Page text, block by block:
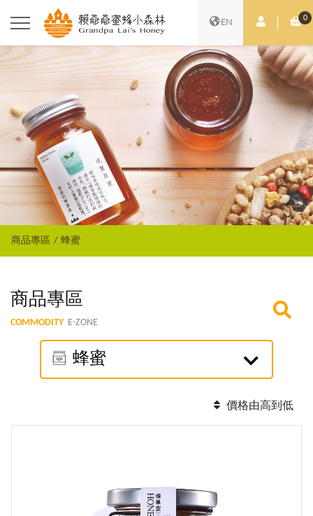
EN 會員中心0
購
商品專區 蜂蜜
商品專區
COMMODITY E-ZONE
蜂蜜
價格由高到低